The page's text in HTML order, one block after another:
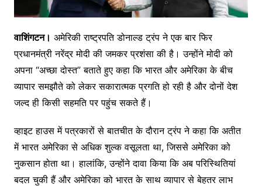
वाशिंगटन। अमेरिकी राष्ट्रपति डोनाल्ड ट्रंप ने एक बार फिर
प्रधानमंत्री नरेंद्र मोदी की जमकर प्रशंसा की है। उन्होंने मोदी को
अपना “अच्छा दोस्त” बताते हुए कहा कि भारत और अमेरिका के बीच
व्यापार समझौते को लेकर सकारात्मक प्रगति हो रही है और दोनों देश
जल्द ही किसी सहमति पर पहुंच सकते हैं।
व्हाइट हाउस में पत्रकारों से बातचीत के दौरान ट्रंप ने कहा कि अतीत
में भारत अमेरिका से अधिक शुल्क वसूलता था, जिससे अमेरिका को
नुकसान होता था। हालांकि, उन्होंने दावा किया कि अब परिस्थितियां
बदल चुकी हैं और अमेरिका को भारत के साथ व्यापार से बेहतर लाभ